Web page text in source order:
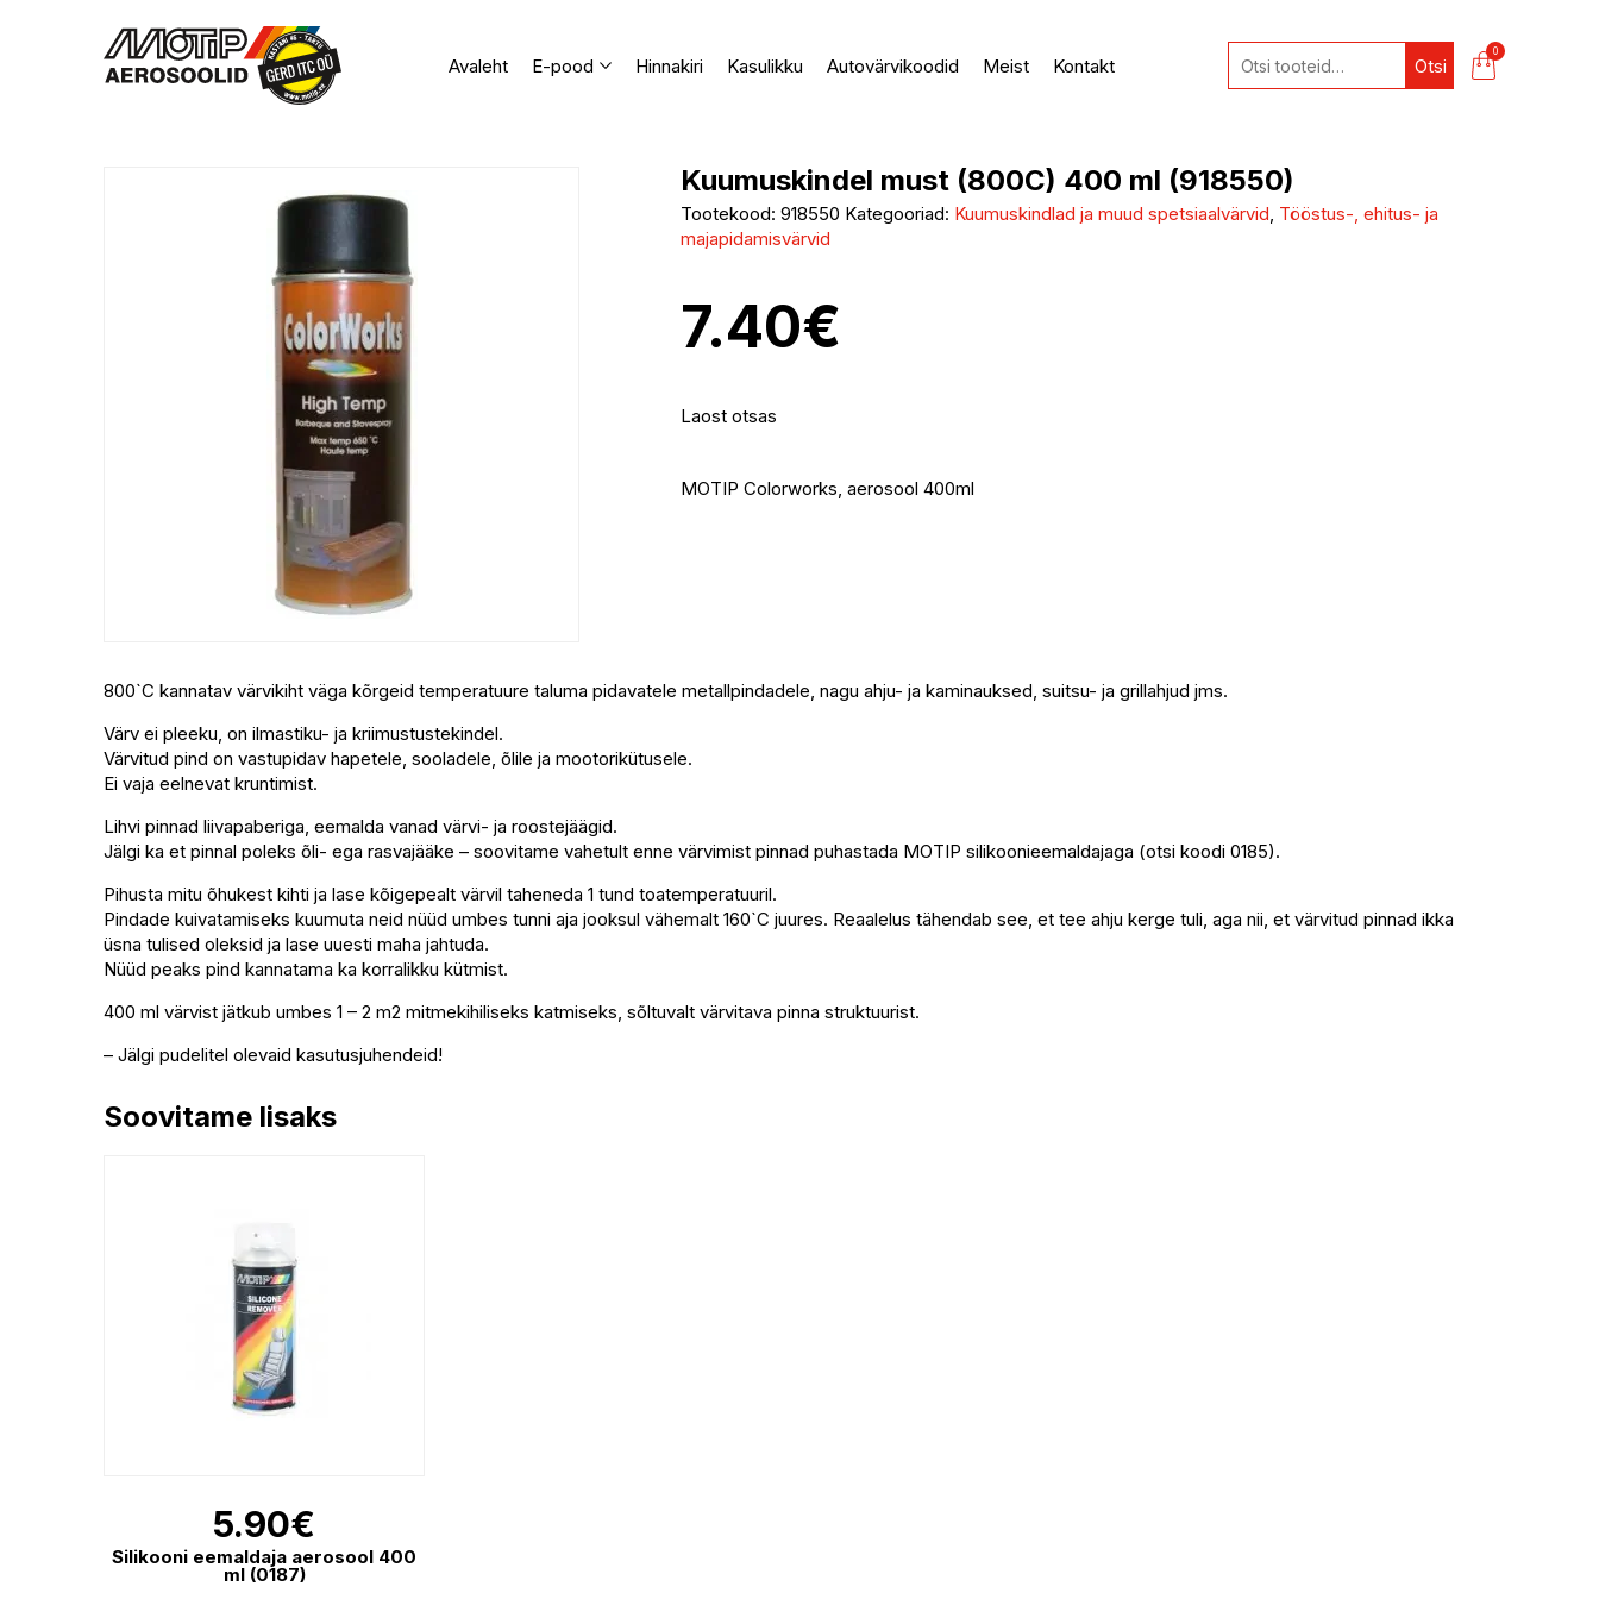
Avaleht E-pood Hinnakiri Kasulikku Autovärvikoodid Meist Kontakt Otsi
0
Kuumuskindel must (800C) 400 ml (918550)
Tootekood: 918550 Kategooriad: Kuumuskindlad ja muud spetsiaalvärvid, Tööstus-, ehitus- ja
majapidamisvärvid
7.40€
Laost otsas
MOTIP Colorworks, aerosool 400ml
800`C kannatav värvikiht väga kõrgeid temperatuure taluma pidavatele metallpindadele, nagu ahju- ja kaminauksed, suitsu- ja grillahjud jms.
Värv ei pleeku, on ilmastiku- ja kriimustustekindel.
Värvitud pind on vastupidav hapetele, sooladele, õlile ja mootorikütusele.
Ei vaja eelnevat kruntimist.
Lihvi pinnad liivapaberiga, eemalda vanad värvi- ja roostejäägid.
Jälgi ka et pinnal poleks õli- ega rasvajääke – soovitame vahetult enne värvimist pinnad puhastada MOTIP silikoonieemaldajaga (otsi koodi 0185).
Pihusta mitu õhukest kihti ja lase kõigepealt värvil taheneda 1 tund toatemperatuuril.
Pindade kuivatamiseks kuumuta neid nüüd umbes tunni aja jooksul vähemalt 160`C juures. Reaalelus tähendab see, et tee ahju kerge tuli, aga nii, et värvitud pinnad ikka
üsna tulised oleksid ja lase uuesti maha jahtuda.
Nüüd peaks pind kannatama ka korralikku kütmist.
400 ml värvist jätkub umbes 1 – 2 m2 mitmekihiliseks katmiseks, sõltuvalt värvitava pinna struktuurist.
– Jälgi pudelitel olevaid kasutusjuhendeid!
Soovitame lisaks
5.90€
Silikooni eemaldaja aerosool 400
ml (0187)